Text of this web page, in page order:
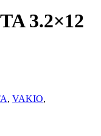
3.2×12
, VAKIO,